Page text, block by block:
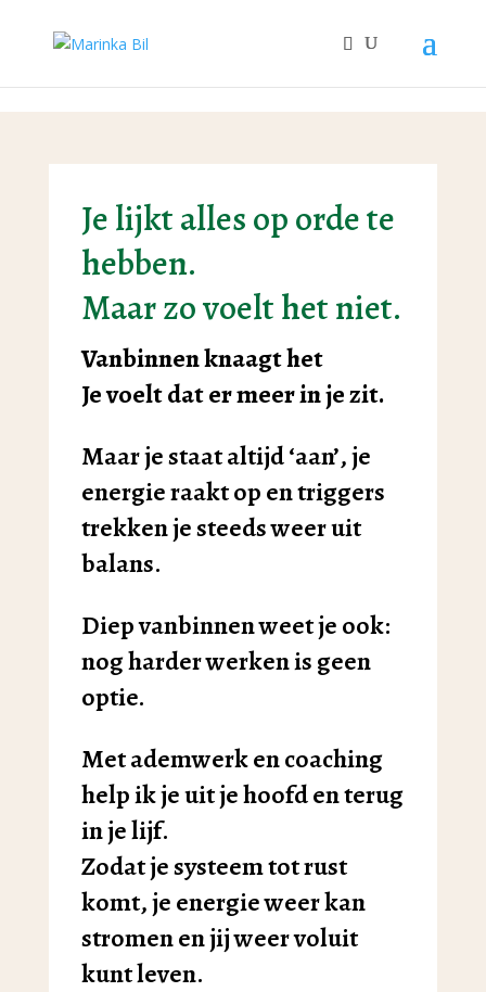
Je lijkt alles op orde te
hebben.
Maar zo voelt het niet.
Vanbinnen knaagt het
Je voelt dat er meer in je zit.
Maar je staat altijd ‘aan’, je
energie raakt op en triggers
trekken je steeds weer uit
balans.
Diep vanbinnen weet je ook:
nog harder werken is geen
optie.
Met ademwerk en coaching
help ik je uit je hoofd en terug
in je lijf.
Zodat je systeem tot rust
komt, je energie weer kan
stromen en jij weer voluit
kunt leven.